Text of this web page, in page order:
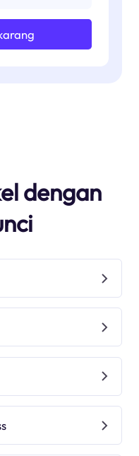
dengan